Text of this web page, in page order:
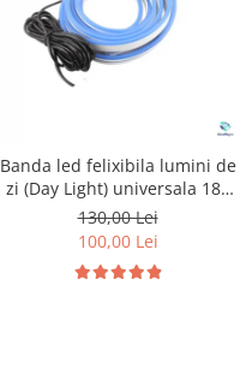
Banda led felixibila lumini de
zi (Day Light) universala 180
cm
130,00 Lei
100,00 Lei